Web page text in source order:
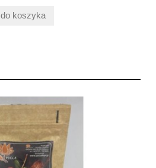
do koszyka